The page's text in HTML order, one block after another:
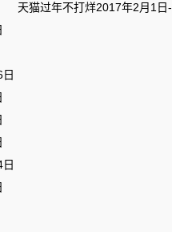
天猫过年不打烊2017年2月1日-